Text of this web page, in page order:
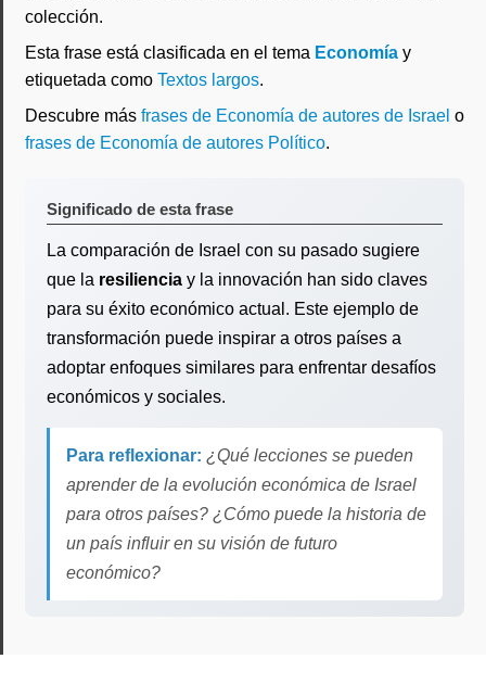
colección.
Esta frase está clasificada en el tema Economía y
etiquetada como Textos largos.
Descubre más frases de Economía de autores de Israel o
frases de Economía de autores Político.
Significado de esta frase
La comparación de Israel con su pasado sugiere
que la resiliencia y la innovación han sido claves
para su éxito económico actual. Este ejemplo de
transformación puede inspirar a otros países a
adoptar enfoques similares para enfrentar desafíos
económicos y sociales.
Para reflexionar: ¿Qué lecciones se pueden
aprender de la evolución económica de Israel
para otros países? ¿Cómo puede la historia de
un país influir en su visión de futuro
económico?